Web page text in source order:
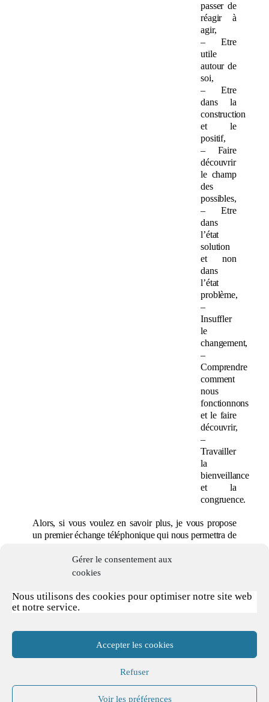
Gérer le consentement aux
cookies
Nous utilisons des cookies pour optimiser notre site web
et notre service.
Accepter les cookies
Refuser
Voir les préférences
passer de
réagir à
agir,
– Etre
utile
autour de
soi,
–Etre
dans la
construction
et le
positif,
– Faire
découvrir
le champ
des
possibles,
– Etre
dans
l’état
solution
et non
dans
l’état
problème,
–
Insuffler
le
changement,
–
Comprendre
comment
nous
fonctionnons
et le faire
découvrir,
–
Travailler
la
bienveillance
et la
congruence.
Alors, si vous voulez en savoir plus, je vous propose
un premier échange téléphonique qui nous permettra de
bonne personne pour vous apporter l’accompagnement
dont vous auriez besoin.
N’hésitez pas à me contacter par téléphone, par mail ou
en utilisant le formulaire que vous trouverez sur la page
Au réel plaisir d’échanger avec vous !